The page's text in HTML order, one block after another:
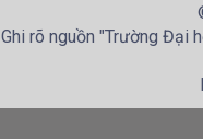
Ghi rõ nguồn "Trường Đại